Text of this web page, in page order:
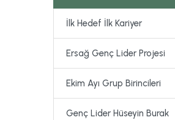
İlk Hedef İlk Kariyer
Ersağ Genç Lider Projesi
Ekim Ayı Grup Birincileri
Genç Lider Hüseyin Burak